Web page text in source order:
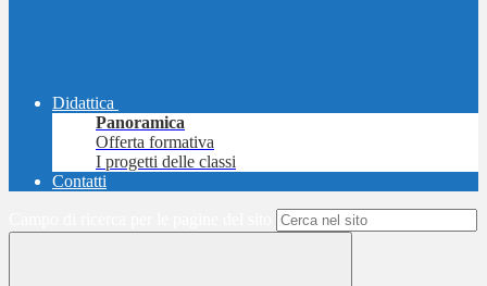
Didattica
Panoramica
Offerta formativa
I progetti delle classi
Contatti